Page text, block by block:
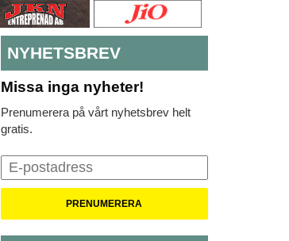
NYHETSBREV
Missa inga nyheter!
Prenumerera på vårt nyhetsbrev helt
gratis.